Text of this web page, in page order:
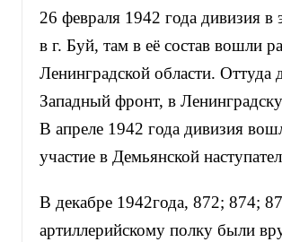
26 февраля 1942 года дивизия
в г. Буй, там в её состав вошли
Ленинградской области.
Западный фронт, в
В апреле 1942 года дивизия
участие в Демьянской
В декабре 1942года, 872; 874;
артиллерийскому полку были